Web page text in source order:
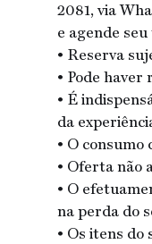
2081, via
e agende
• Reserva
• Pode
• É
da
• O
• Oferta não
• O
na perda do
• Os itens do